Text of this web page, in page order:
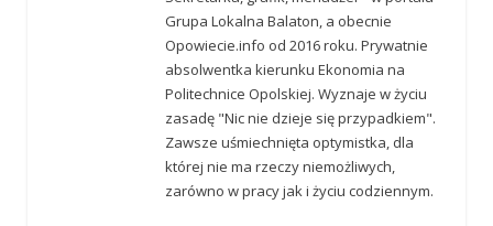
Grupa Lokalna Balaton, a obecnie
Opowiecie.info od 2016 roku. Prywatnie
absolwentka kierunku Ekonomia na
Politechnice Opolskiej. Wyznaje w życiu
zasadę "Nic nie dzieje się przypadkiem".
Zawsze uśmiechnięta optymistka, dla
której nie ma rzeczy niemożliwych,
zarówno w pracy jak i życiu codziennym.